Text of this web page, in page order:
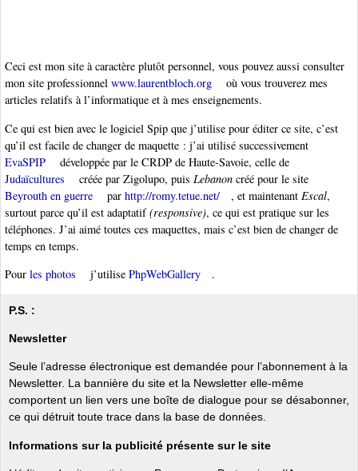
Ceci est mon site à caractère plutôt personnel, vous pouvez aussi consulter
mon site professionnel www.laurentbloch.org
où vous trouverez mes
articles relatifs à l’informatique et à mes enseignements.
Ce qui est bien avec le logiciel Spip que j’utilise pour éditer ce site, c’est
qu’il est facile de changer de maquette : j’ai utilisé successivement
EvaSPIP
développée par le CRDP de Haute-Savoie, celle de
Judaïcultures
créée par Zigolupo, puis Lebanon créé pour le site
Beyrouth en guerre
par http://romy.tetue.net/ , et maintenant Escal,
surtout parce qu’il est adaptatif(responsive), ce qui est pratique sur les
téléphones. J’ai aimé toutes ces maquettes, mais c’est bien de changer de
temps en temps.
Pour les photos j’utilise PhpWebGallery .
P.S. :
Newsletter
Seule l’adresse électronique est demandée pour l’abonnement à la
Newsletter. La bannière du site et la Newsletter elle-même
comportent un lien vers une boîte de dialogue pour se désabonner,
ce qui détruit toute trace dans la base de données.
Informations sur la publicité présente sur le site